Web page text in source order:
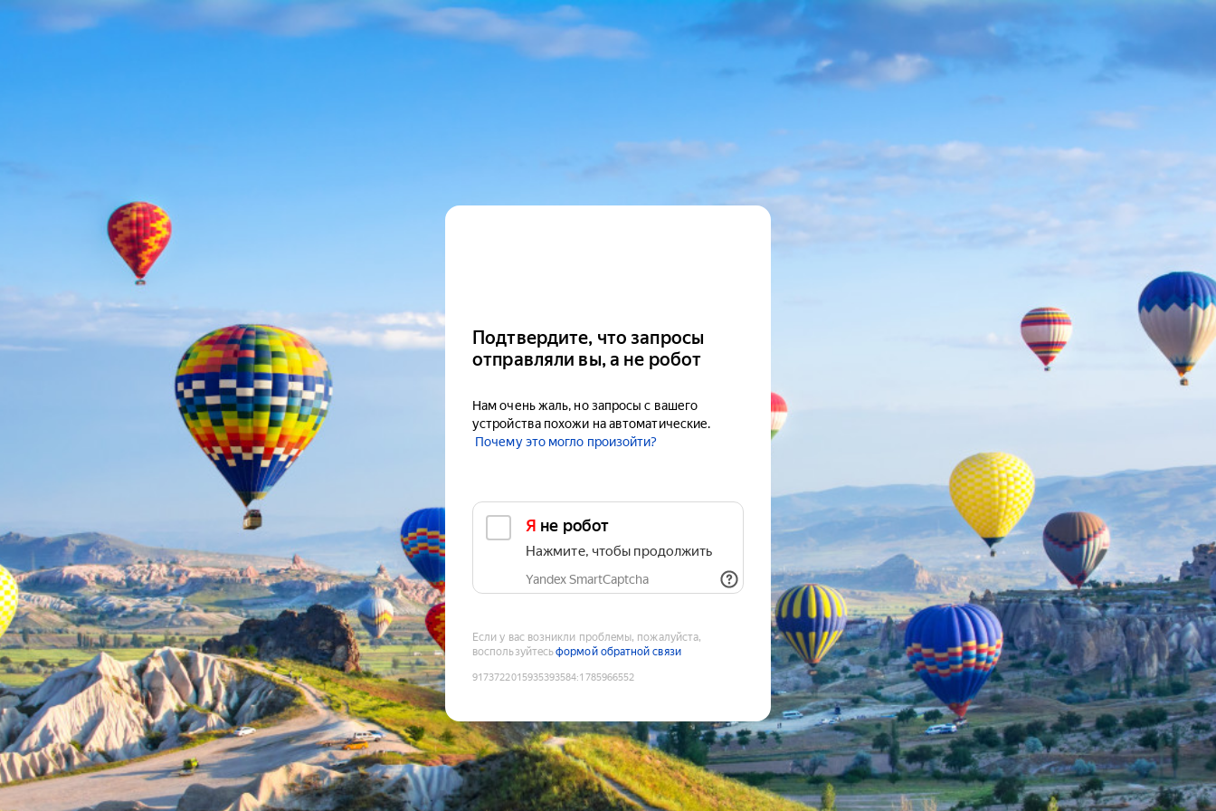
Подтвердите, что запросы
отправляли вы, а не робот
Нам очень жаль, но запросы с вашего
устройства похожи на автоматические.
Почему это могло произойти?
Я не робот
Нажмите, чтобы продолжить
Yandex SmartCaptcha
Если у вас возникли проблемы, пожалуйста,
воспользуйтесьформой обратной связи
9173722015935393584:1785966552